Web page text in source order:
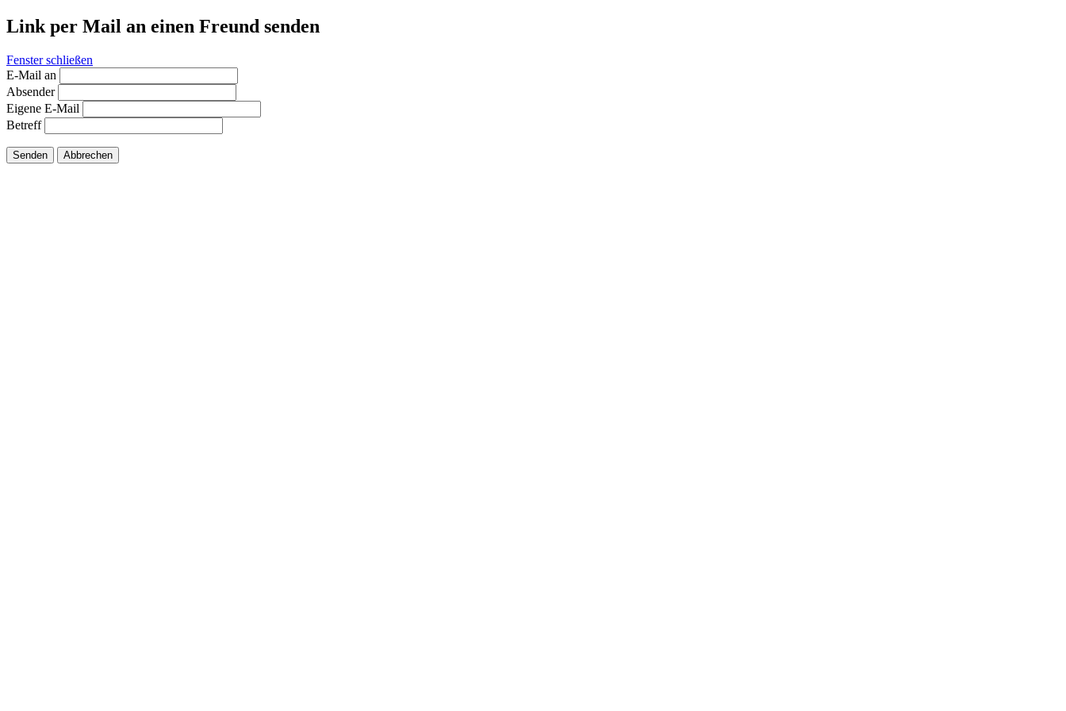
Link per Mail an einen Freund senden
Fenster schließen
E-Mail an
Absender
Eigene E-Mail
Betreff
Senden Abbrechen